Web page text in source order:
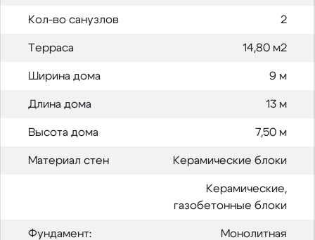
Кол-во санузлов 2
Терраса 14,80 м2
Ширина дома 9 м
Длина дома 13 м
Высота дома 7,50 м
Материал стен Керамические блоки
Керамические,
газобетонные блоки
Фундамент:
Монолитная